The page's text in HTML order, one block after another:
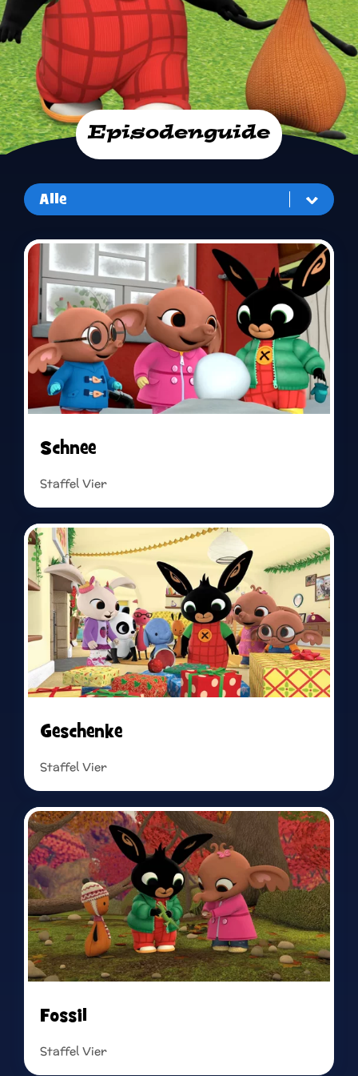
Episodenguide
Alle
Alle
Staffel Eins
Staffel Zwei
Staffel Drei
Staffel Vier
Schnee
Staffel Vier
Geschenke
Staffel Vier
Fossil
Staffel Vier